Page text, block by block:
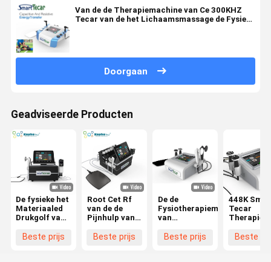
Van de de Therapiemachine van Ce 300KHZ
Tecar van de het Lichaamsmassage de Fysieke
Doorgaan
Geadviseerde Producten
De fysieke het
Materiaaled
Drukgolf van
Therapiediathermie
Beste prijs
Root Cet Rf
van de de
Pijnhulp van
Fysiotherapiemateriaal
Beste prijs
De de
Fysiotherapiemachine
van
van de
Beste prijs
448K
Tecar
RF CET
Beste